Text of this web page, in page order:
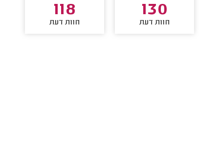
130
חוות דעת
118
חוות דעת